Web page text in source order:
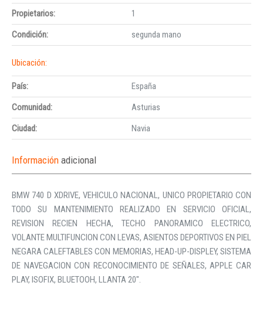
Propietarios:
1
Condición:
segunda mano
Ubicación:
País:
España
Comunidad:
Asturias
Ciudad:
Navia
Información adicional
BMW 740 D XDRIVE, VEHICULO NACIONAL, UNICO PROPIETARIO CON
TODO SU MANTENIMIENTO REALIZADO EN SERVICIO OFICIAL,
REVISION RECIEN HECHA, TECHO PANORAMICO ELECTRICO,
VOLANTE MULTIFUNCION CON LEVAS, ASIENTOS DEPORTIVOS EN PIEL
NEGARA CALEFTABLES CON MEMORIAS, HEAD-UP-DISPLEY, SISTEMA
DE NAVEGACION CON RECONOCIMIENTO DE SEÑALES, APPLE CAR
PLAY, ISOFIX, BLUETOOH, LLANTA 20″.